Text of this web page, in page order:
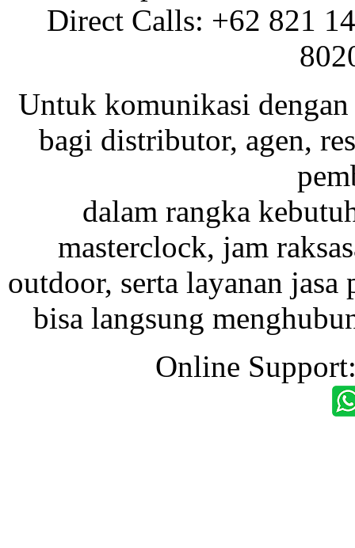
Direct Calls: +62 821
Untuk komunikasi dengan
bagi distributor, agen,
dalam rangka
masterclock, jam
outdoor, serta layanan
bisa langsung
Online